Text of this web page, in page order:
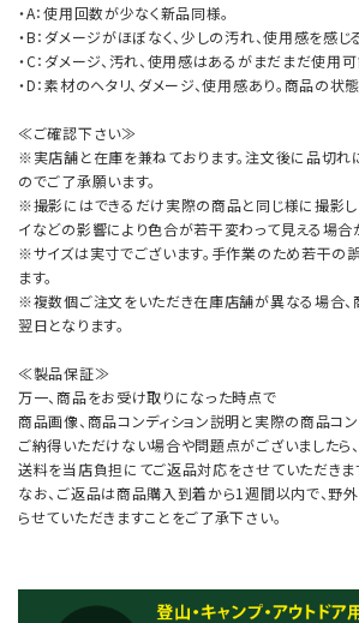
・A：使用回数が少なく新品同様。
・B：ダメージがほぼなく、少しの汚れ、使用感を感じ
・C：ダメージ、汚れ、使用感はあるがまだまだ使用可
・D：素材のヘタリ、ダメージ、使用感あり。商品の状
≪ご確認下さい≫
※実店舗と在庫を兼ねております。注文後に品切れ
のでご了承願います。
※撮影にはできるだけ実際の商品と同じ様に撮影し
イなどの影響により色合が若干変わって見える場合
※サイズは実寸でございます。手作業のため若干の
ます。
※複数個ご注文をいただき在庫店舗が異なる場合
翌日となります。
≪製品保証≫
万一、商品をお受け取りになった時点で
商品画像、商品コンディション説明と実際の商品コ
ご納得いただけない場合や問題点がございましたら
送料を当店負担にてご返品対応をさせていただきま
なお、ご返品は商品購入到着から1週間以内で、野
らせていただきますことをご了承下さい。